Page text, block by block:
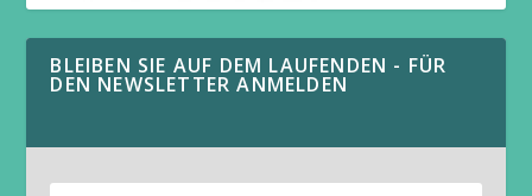
BLEIBEN SIE AUF DEM LAUFENDEN - FÜR
DEN NEWSLETTER ANMELDEN